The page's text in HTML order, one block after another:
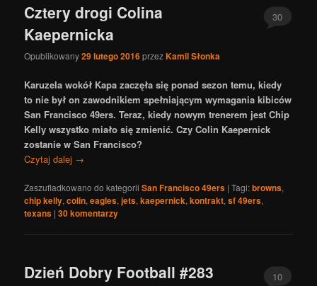
Cztery drogi Colina
Kaepernicka
Opublikowany29 lutego 2016przezKamil Słonka
30
Karuzela wokół Kapa zaczęła się ponad sezon temu, kiedy
to nie był on zawodnikiem spełniającym wymagania kibiców
San Francisco 49ers. Teraz, kiedy nowym trenerem jest Chip
Kelly wszystko miało się zmienić. Czy Colin Kaepernick
zostanie w San Francisco?
Czytaj dalej →
Zaszufladkowano do kategorii San Francisco 49ers |Tagi:browns,
chip kelly,colin,eagles,jets,kaepernick,kontrakt,sf 49ers,
texans |30komentarzy
Dzień Dobry Football #283 10